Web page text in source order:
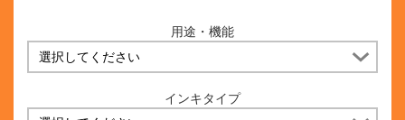
用途・機能
インキタイプ